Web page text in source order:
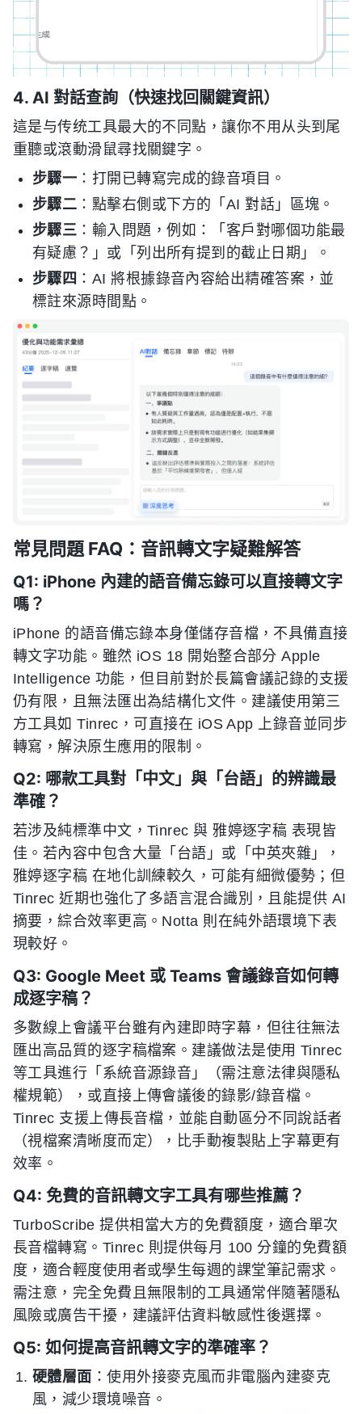
4. AI 對話查詢（快速找回關鍵資訊）
這是与传统工具最大的不同點，讓你不用从头到尾
重聽或滾動滑鼠尋找關鍵字。
步驟一 ：打開已轉寫完成的錄音項目。
步驟二 ：點擊右側或下方的「AI 對話」區塊。
步驟三 ：輸入問題，例如：「客戶對哪個功能最
有疑慮？」或「列出所有提到的截止日期」。
步驟四 ：AI 將根據錄音內容給出精確答案，並
標註來源時間點。
常見問題 FAQ：音訊轉文字疑難解答
Q1: iPhone 內建的語音備忘錄可以直接轉文字
嗎？
iPhone 的語音備忘錄本身僅儲存音檔，不具備直接
轉文字功能。雖然 iOS 18 開始整合部分 Apple
Intelligence 功能，但目前對於長篇會議記錄的支援
仍有限，且無法匯出為結構化文件。建議使用第三
方工具如 Tinrec，可直接在 iOS App 上錄音並同步
轉寫，解決原生應用的限制。
Q2: 哪款工具對「中文」與「台語」的辨識最
準確？
若涉及純標準中文，Tinrec 與 雅婷逐字稿 表現皆
佳。若內容中包含大量「台語」或「中英夾雜」，
雅婷逐字稿 在地化訓練較久，可能有細微優勢；但
Tinrec 近期也強化了多語言混合識別，且能提供 AI
摘要，綜合效率更高。Notta 則在純外語環境下表
現較好。
Q3: Google Meet 或 Teams 會議錄音如何轉
成逐字稿？
多數線上會議平台雖有內建即時字幕，但往往無法
匯出高品質的逐字稿檔案。建議做法是使用 Tinrec
等工具進行「系統音源錄音」（需注意法律與隱私
權規範），或直接上傳會議後的錄影/錄音檔。
Tinrec 支援上傳長音檔，並能自動區分不同說話者
（視檔案清晰度而定），比手動複製貼上字幕更有
效率。
Q4: 免費的音訊轉文字工具有哪些推薦？
TurboScribe 提供相當大方的免費額度，適合單次
長音檔轉寫。Tinrec 則提供每月 100 分鐘的免費額
度，適合輕度使用者或學生每週的課堂筆記需求。
需注意，完全免費且無限制的工具通常伴隨著隱私
風險或廣告干擾，建議評估資料敏感性後選擇。
Q5: 如何提高音訊轉文字的準確率？
硬體層面 ：使用外接麥克風而非電腦內建麥克
風，減少環境噪音。